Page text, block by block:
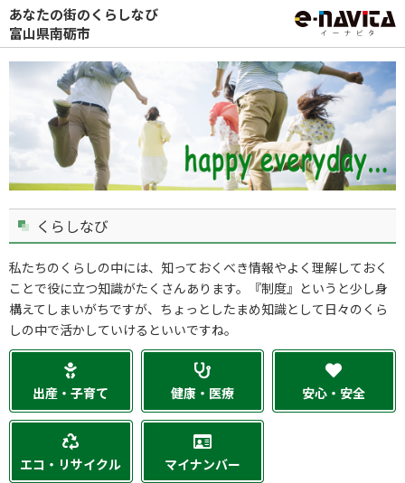
あなたの街のくらしなび
富山県南砺市
くらしなび
私たちのくらしの中には、知っておくべき情報やよく理解しておく
ことで役に立つ知識がたくさんあります。『制度』というと少し身
構えてしまいがちですが、ちょっとしたまめ知識として日々のくら
しの中で活かしていけるといいですね。
出産・子育て 健康・医療 安心・安全
エコ・リサイクル マイナンバー